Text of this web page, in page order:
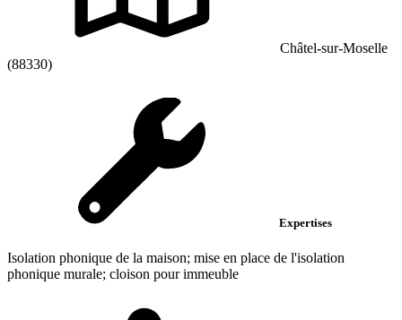
Châtel-sur-Moselle
(88330)
Expertises
Isolation phonique de la maison; mise en place de l'isolation
phonique murale; cloison pour immeuble